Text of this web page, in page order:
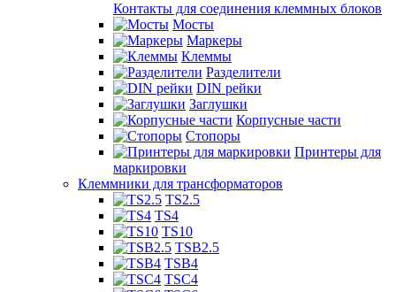
Контакты для соединения клеммных блоков
Мосты
Маркеры
Клеммы
Разделители
DIN рейки
Заглушки
Корпусные части
Стопоры
Принтеры для
маркировки
Клеммники для трансформаторов
TS2.5
TS4
TS10
TSB2.5
TSB4
TSC4